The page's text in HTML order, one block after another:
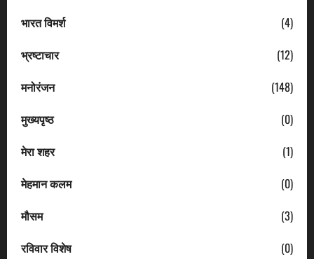
भारत विमर्श
(4)
भ्रष्टाचार
(12)
मनोरंजन
(148)
मुख्यपृष्ठ
(0)
मेरा शहर
(1)
मेहमान कलम
(0)
मौसम
(3)
रविवार विशेष
(0)